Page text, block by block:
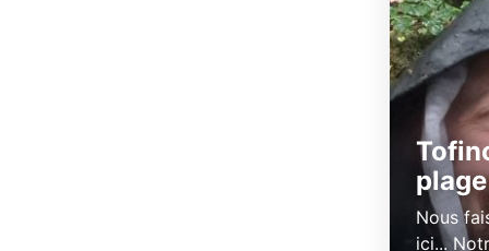
plage
Nous
ici...